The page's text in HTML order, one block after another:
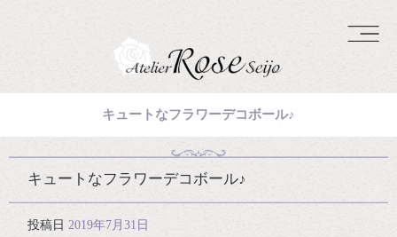
キュートなフラワーデコボール♪
キュートなフラワーデコボール♪
投稿日 2019年7月31日